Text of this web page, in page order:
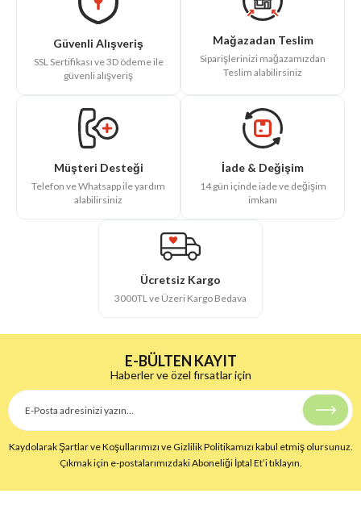
Güvenli Alışveriş
SSL Sertifikası ve 3D ödeme ile
güvenli alışveriş
Mağazadan Teslim
Siparişlerinizi mağazamızdan
Teslim alabilirsiniz
Müşteri Desteği
Telefon ve Whatsapp ile yardım
alabilirsiniz
İade & Değişim
14 gün içinde iade ve değişim
imkanı
Ücretsiz Kargo
3000TL ve Üzeri Kargo Bedava
E-BÜLTEN KAYIT
Haberler ve özel fırsatlar için
Kaydolarak Şartlar ve Koşullarımızı ve Gizlilik Politikamızı kabul etmiş olursunuz.
Çıkmak için e-postalarımızdaki Aboneliği İptal Et’i tıklayın.